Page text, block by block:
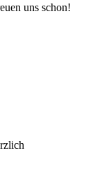
uns schon!